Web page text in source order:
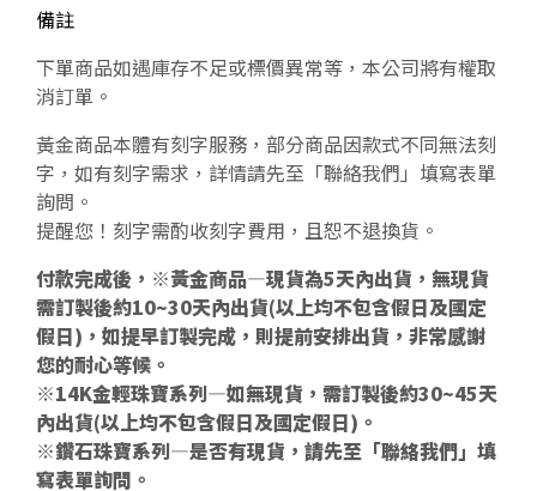
備註
下單商品如遇庫存不足或標價異常等，本公司將有權取
消訂單。
黃金商品本體有刻字服務，部分商品因款式不同無法刻
字，如有刻字需求，詳情請先至「聯絡我們」填寫表單
詢問。
提醒您！刻字需酌收刻字費用，且恕不退換貨。
付款完成後，※黃金商品—現貨為5天內出貨，無現貨
需訂製後約10~30天內出貨(以上均不包含假日及國定
假日)，如提早訂製完成，則提前安排出貨，非常感謝
您的耐心等候。
※14K金輕珠寶系列—如無現貨，需訂製後約30~45天
內出貨(以上均不包含假日及國定假日)。
※鑽石珠寶系列—是否有現貨，請先至「聯絡我們」填
寫表單詢問。